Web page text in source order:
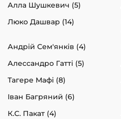
Алла Шушкевич (5)
Люко Дашвар (14)
Андрій Сем'янків (4)
Алессандро Гатті (5)
Тагере Мафі (8)
Іван Багряний (6)
К.С. Пакат (4)